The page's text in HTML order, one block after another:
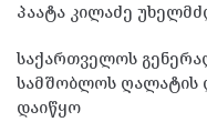
პაატა კილაძე
საქართველოს
სამშობლოს ღალატის
დაიწყო